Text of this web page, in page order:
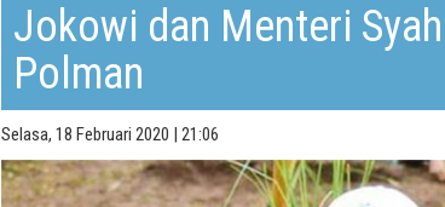
Jokowi dan Menteri
Polman
Selasa, 18 Februari 2020 | 21:06